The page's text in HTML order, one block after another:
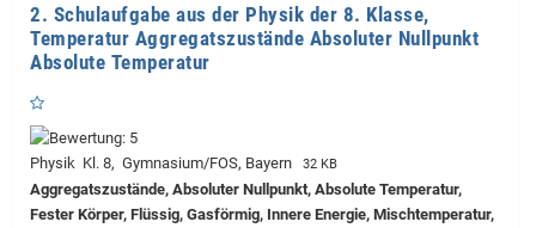
2. Schulaufgabe aus der Physik der 8. Klasse,
Temperatur Aggregatszustände Absoluter Nullpunkt
Absolute Temperatur
Physik Kl. 8, Gymnasium/FOS, Bayern 32 KB
Aggregatszustände, Absoluter Nullpunkt, Absolute Temperatur,
Fester Körper, Flüssig, Gasförmig, Innere Energie, Mischtemperatur,